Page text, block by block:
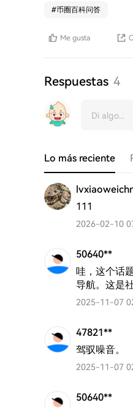
#币圈百科问答
Me gusta
Respuestas 4
Lo más reciente
111
2026-02-10
50640**
哇，这个话
导航。这是
2025-11-07
47821**
驾驭噪音。
2025-11-07
50640**